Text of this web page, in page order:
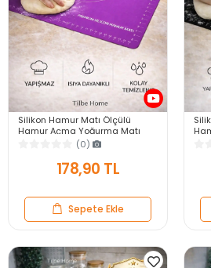
Silikon Hamur Matı Ölçülü
Hamur Açma Yoğurma Matı
Orta Boy Mor 50 x 40 cm
(0)
178,90 TL
Sepete Ekle